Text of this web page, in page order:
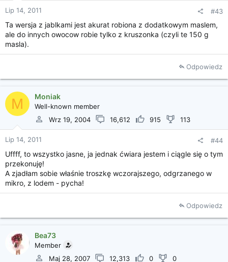
Lip 14, 2011 #43
Ta wersja z jablkami jest akurat robiona z dodatkowym maslem,
ale do innych owocow robie tylko z kruszonka (czyli te 150 g
masla).
Odpowiedz
M Moniak
Well-known member
Wrz 19, 2004
16,612 915 113
Lip 14, 2011 #44
Uffff, to wszystko jasne, ja jednak ćwiara jestem i ciągle się o tym
przekonuję!
A zjadłam sobie właśnie troszkę wczorajszego, odgrzanego w
mikro, z lodem - pycha!
Odpowiedz
Bea73
Member
Maj 28, 2007
12,313 0 0